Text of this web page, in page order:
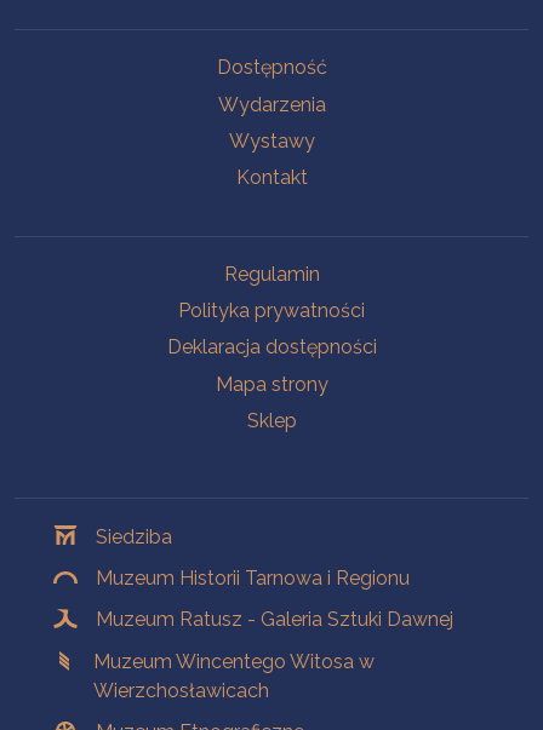
Dostępność
Wydarzenia
Wystawy
Kontakt
Regulamin
Polityka prywatności
Deklaracja dostępności
Mapa strony
Sklep
Siedziba
Muzeum Historii Tarnowa i Regionu
Muzeum Ratusz - Galeria Sztuki Dawnej
Muzeum Wincentego Witosa w
Wierzchosławicach